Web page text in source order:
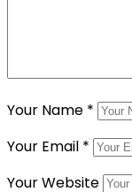
Your Name *
Your Email *
Your Website